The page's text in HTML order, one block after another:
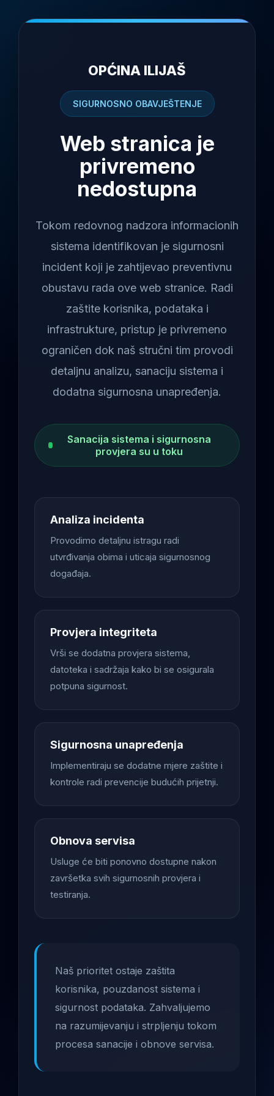
OPĆINA ILIJAŠ
SIGURNOSNO OBAVJEŠTENJE
Web stranica je
privremeno
nedostupna
Tokom redovnog nadzora informacionih
sistema identifikovan je sigurnosni
incident koji je zahtijevao preventivnu
obustavu rada ove web stranice. Radi
zaštite korisnika, podataka i
infrastrukture, pristup je privremeno
ograničen dok naš stručni tim provodi
detaljnu analizu, sanaciju sistema i
dodatna sigurnosna unapređenja.
Sanacija sistema i sigurnosna
provjera su u toku
Analiza incidenta
Provodimo detaljnu istragu radi
utvrđivanja obima i uticaja sigurnosnog
događaja.
Provjera integriteta
Vrši se dodatna provjera sistema,
datoteka i sadržaja kako bi se osigurala
potpuna sigurnost.
Sigurnosna unapređenja
Implementiraju se dodatne mjere zaštite i
kontrole radi prevencije budućih prijetnji.
Obnova servisa
Usluge će biti ponovno dostupne nakon
završetka svih sigurnosnih provjera i
testiranja.
Naš prioritet ostaje zaštita
korisnika, pouzdanost sistema i
sigurnost podataka. Zahvaljujemo
na razumijevanju i strpljenju tokom
procesa sanacije i obnove servisa.